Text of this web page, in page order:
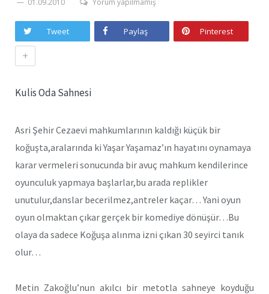
01.09.2010 Yorum yapılmamış
Tweet Paylaş Pinterest
+
Kulis Oda Sahnesi
Asri Şehir Cezaevi mahkumlarının kaldığı küçük bir
koğuşta,aralarında ki Yaşar Yaşamaz’ın hayatını oynamaya
karar vermeleri sonucunda bir avuç mahkum kendilerince
oyunculuk yapmaya başlarlar,bu arada replikler
unutulur,danslar becerilmez,antreler kaçar… Yani oyun
oyun olmaktan çıkar gerçek bir komediye dönüşür…Bu
olaya da sadece Koğuşa alınma izni çıkan 30 seyirci tanık
olur…
Metin Zakoğlu’nun akılcı bir metotla sahneye koyduğu